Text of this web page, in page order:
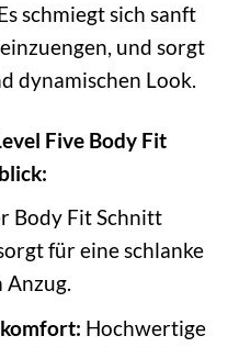
schmiegt sich sanft
und sorgt
dynamischen Look.
Five Body Fit
Body Fit Schnitt
für eine schlanke
Hochwertige